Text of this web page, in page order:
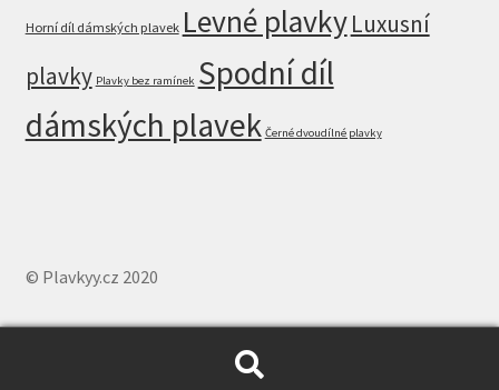
Horní díl dámských plavek Levné plavkyLuxusní
plavky Plavky bez ramínek Spodní díl
dámských plavek Černé dvoudílné plavky
© Plavkyy.cz 2020